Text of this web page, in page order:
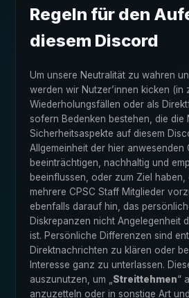
Regeln für den
diesem Discord
Um unsere Neutralität zu wahren
werden wir Nutzer’innen kicken (in
Wiederholungsfällen oder als
sofern Bedenken bestehen, die die
Sicherheitsaspekte auf diesem
Allgemeinheit der hier anwesenden
beeinträchtigen, nachhaltig und
beeinflussen, oder zum Ziel
mehrere CPSC Staff Mitglieder
ebenfalls darauf hin, das
Diskrepanzen nicht Angelegenheit
ist. Persönliche Differenzen sind
Direktnachrichten zu klären oder
Interesse ganz zu unterlassen.
auszunutzen, um „ Streittehmen“
anzuzetteln oder in sonstige Art